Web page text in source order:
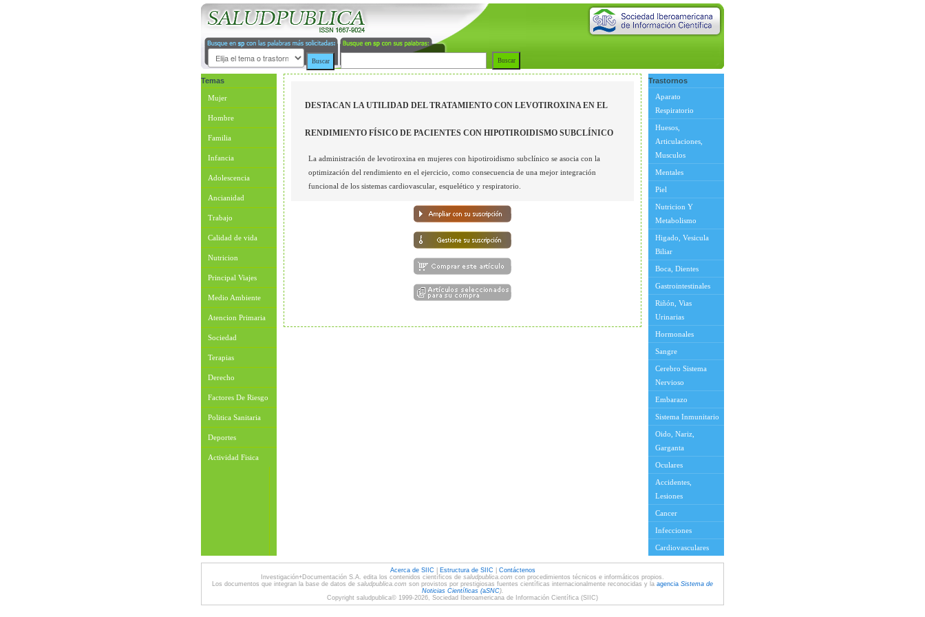
Temas
Mujer
Hombre
Familia
Infancia
Adolescencia
Ancianidad
Trabajo
Calidad de vida
Nutricion
Principal Viajes
Medio Ambiente
Atencion Primaria
Sociedad
Terapias
Derecho
Factores De Riesgo
Politica Sanitaria
Deportes
Actividad Fisica
Trastornos
Aparato
Respiratorio
Huesos,
Articulaciones,
Musculos
Mentales
Piel
Nutricion Y
Metabolismo
Higado, Vesicula
Biliar
Boca, Dientes
Gastrointestinales
Riñón, Vias
Urinarias
Hormonales
Sangre
Cerebro Sistema
Nervioso
Embarazo
Sistema Inmunitario
Oido, Nariz,
Garganta
Oculares
Accidentes,
Lesiones
Cancer
Infecciones
Cardiovasculares
DESTACAN LA UTILIDAD DEL TRATAMIENTO CON LEVOTIROXINA EN EL
RENDIMIENTO FÍSICO DE PACIENTES CON HIPOTIROIDISMO SUBCLÍNICO
La administración de levotiroxina en mujeres con hipotiroidismo subclínico se asocia con la
optimización del rendimiento en el ejercicio, como consecuencia de una mejor integración
funcional de los sistemas cardiovascular, esquelético y respiratorio.
Acerca de SIIC Estructura de SIIC
Contáctenos
Investigación+Documentación S.A. edita los contenidos científicos de saludpublica.com con procedimientos técnicos e informáticos propios.
Los documentos que integran la base de datos de saludpublica.com son provistos por prestigiosas fuentes científicas internacionalmente reconocidas y la agencia Sistema de
Noticias Científicas (aSNC).
Copyright saludpublica© 1999-2026, Sociedad Iberoamericana de Información Científica (SIIC)